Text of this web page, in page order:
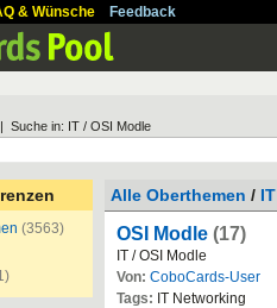
& Wünsche Feedback
| Suche in: IT / OSI Modle
(3563)
Alle Oberthemen / IT
OSI Modle (17)
IT /OSI Modle
Von: CoboCards-User
Tags: IT Networking